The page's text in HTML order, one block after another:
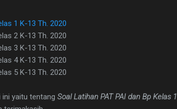
1 K-13 Th. 2020
2 K-13 Th. 2020
3 K-13 Th. 2020
4 K-13 Th. 2020
5 K-13 Th. 2020
ini yaitu tentang Soal Latihan PAT PAI dan Bp Kelas 1